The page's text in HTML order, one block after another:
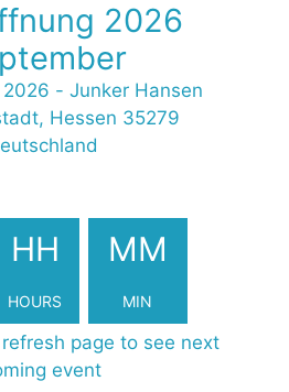
2026
- Junker Hansen
Hessen 35279
HH
HOURS
MM
MIN
page to see next
event